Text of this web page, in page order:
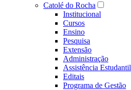
Catolé do Rocha
Institucional
Cursos
Ensino
Pesquisa
Extensão
Administração
Assistência Estudantil
Editais
Programa de Gestão